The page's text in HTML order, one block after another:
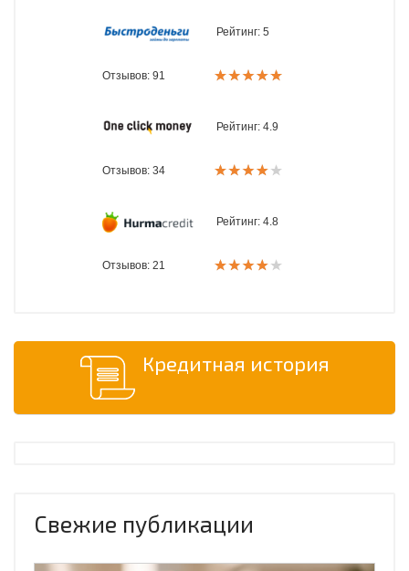
Рейтинг: 5
Отзывов: 91
Рейтинг: 4.9
Отзывов: 34
Рейтинг: 4.8
Отзывов: 21
Кредитная история
Свежие публикации